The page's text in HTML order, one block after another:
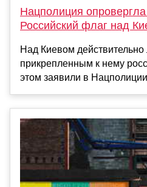
Нацполиция
Российский флаг над
Над Киевом действительно
прикрепленным к нему
этом заявили в